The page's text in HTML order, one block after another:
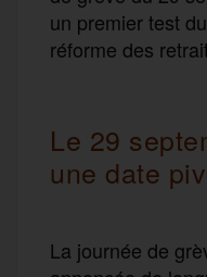
un premier test
réforme des
Le 29
une date
La journée de